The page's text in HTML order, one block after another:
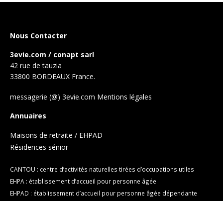
Nous Contacter
3evie.com / conapt sarl
42 rue de tauzia
33800 BORDEAUX France.
messagerie (@) 3evie.com Mentions légales
Annuaires
Maisons de retraite / EHPAD
Résidences sénior
CANTOU : centre d’activités naturelles tirées d’occupations utiles
EHPA : établissement d’accueil pour personne âgée
EHPAD : établissement d’accueil pour personne âgée dépendante